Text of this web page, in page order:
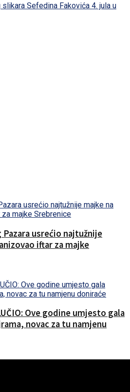
usrećio najtužnije
iftar za majke
Ove godine umjesto gala
novac za tu namjenu